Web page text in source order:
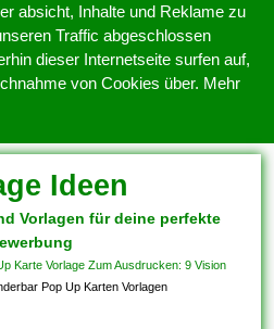
absicht, Inhalte und Reklame zu
Traffic abgeschlossen
dieser Internetseite surfen auf,
von Cookies über. Mehr
Ideen
Vorlagen für deine perfekte
Karte Vorlage Zum Ausdrucken: 9 Vision
Pop Up Karten Vorlagen